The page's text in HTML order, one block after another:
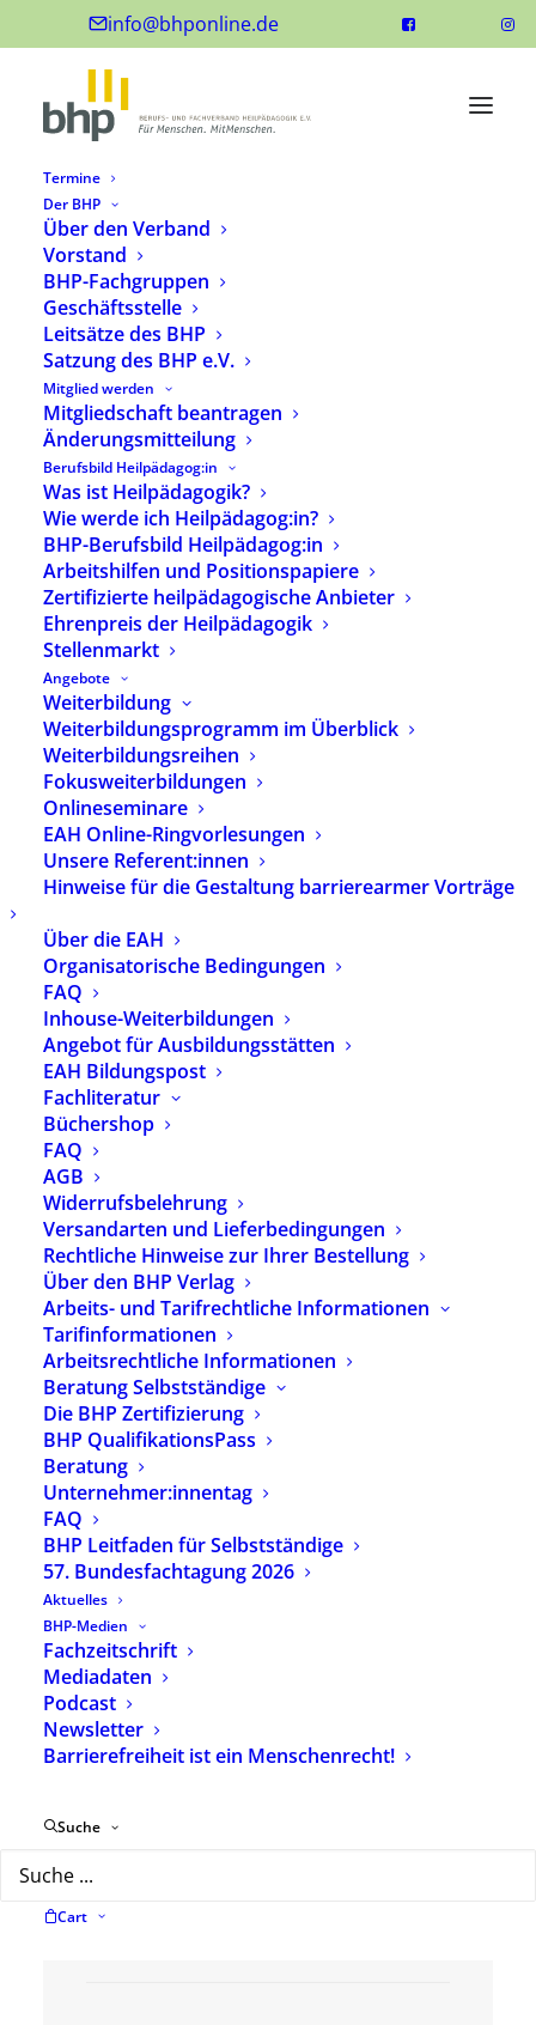
info@bhponline.de
Termine
Der BHP
Über den Verband
Vorstand
BHP-Fachgruppen
Geschäftsstelle
Leitsätze des BHP
Satzung des BHP e.V.
Mitglied werden
Mitgliedschaft beantragen
Änderungsmitteilung
Berufsbild Heilpädagog:in
Was ist Heilpädagogik?
Wie werde ich Heilpädagog:in?
BHP-Berufsbild Heilpädagog:in
Arbeitshilfen und Positionspapiere
Zertifizierte heilpädagogische Anbieter
Ehrenpreis der Heilpädagogik
Stellenmarkt
Angebote
Weiterbildung
Weiterbildungsprogramm im Überblick
Weiterbildungsreihen
Fokusweiterbildungen
Onlineseminare
EAH Online-Ringvorlesungen
Unsere Referent:innen
Hinweise für die Gestaltung barrierearmer Vorträge
Über die EAH
Organisatorische Bedingungen
FAQ
Inhouse-Weiterbildungen
Angebot für Ausbildungsstätten
EAH Bildungspost
Fachliteratur
Büchershop
FAQ
AGB
Widerrufsbelehrung
Versandarten und Lieferbedingungen
Rechtliche Hinweise zur Ihrer Bestellung
Über den BHP Verlag
Arbeits- und Tarifrechtliche Informationen
Tarifinformationen
Arbeitsrechtliche Informationen
Beratung Selbstständige
Die BHP Zertifizierung
BHP QualifikationsPass
Beratung
Unternehmer:innentag
FAQ
BHP Leitfaden für Selbstständige
57. Bundesfachtagung 2026
Aktuelles
BHP-Medien
Fachzeitschrift
Mediadaten
Podcast
Newsletter
Barrierefreiheit ist ein Menschenrecht!
Suche
Cart
Heilpädagoginnen
und Heilpädagogen
heute in Deutschland
12,00€
12,00 €
inkl. 7 % MwSt.
Kommentierte Ergebnisse einer Berufsfeld-
und Berufsqualifikationsanalyse
des Berufs und Fachverbandes Heilpädagogik
(BHP) e.V.
9 Jahre nach der letzten umfassenden
Berufsfeldanalyse gibt der BHP mit der nun
vorliegenden Publikation „Heilpädagoginnen und
Heilpädagogen heute in Deutschland“ eine neue
und erweiterte Analyse des Berufsfeldes und der
Berufsqualifikationen von Heilpädagoginnen und
Heilpädagogen heraus.
Vorrätig
In den Warenkorb
Artikelnummer
Kategorien
Schlagwörter
Praxis,Ausbildung,